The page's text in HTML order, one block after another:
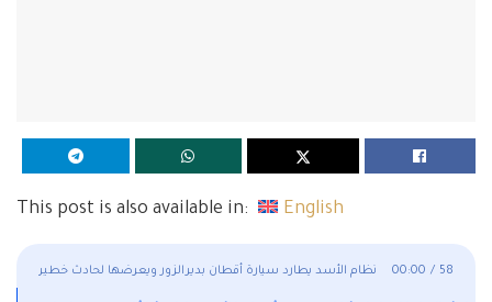
This post is also available in: English
نظام الأسد يطارد سيارة أقطان بديرالزور ويعرضها لحادث خطير 00:00 / 58